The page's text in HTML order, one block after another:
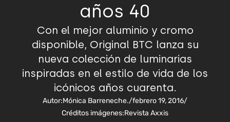
años 40
Con el mejor aluminio y cromo
disponible, Original BTC lanza su
nueva colección de luminarias
inspiradas en el estilo de vida de los
icónicos años cuarenta.
Autor:Mónica Barreneche./febrero 19, 2016/
Créditos imágenes:Revista Axxis